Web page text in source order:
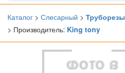
Каталог > Слесарный > Труборезы
> Производитель: King tony